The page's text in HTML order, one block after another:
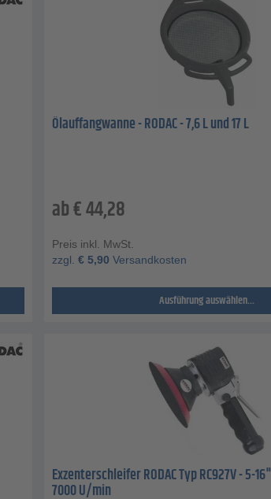
Ölauffangwanne - RODAC - 7,6 L und 17 L
ab€44,28
Preis inkl. MwSt.
zzgl. € 5,90 Versandkosten
Ausführung auswählen...
Exzenterschleifer RODAC Typ RC927V - 5-
7000 U/min